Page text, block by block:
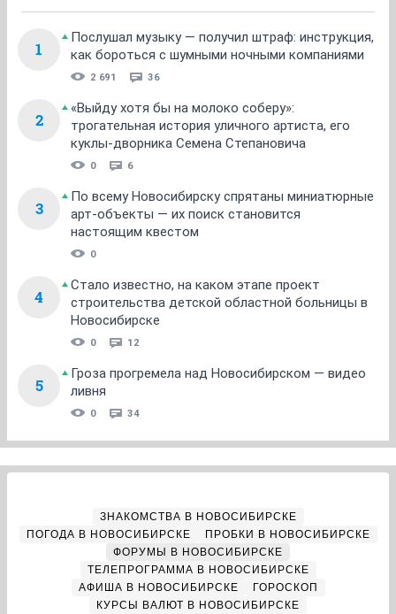
1
Послушал музыку — получил штраф: инструкция,
как бороться с шумными ночными компаниями
2 691 36
2
«Выйду хотя бы на молоко соберу»:
трогательная история уличного артиста, его
куклы-дворника Семена Степановича
0 6
3
По всему Новосибирску спрятаны миниатюрные
арт-объекты — их поиск становится
настоящим квестом
0
4
Стало известно, на каком этапе проект
строительства детской областной больницы в
Новосибирске
0 12
5
Гроза прогремела над Новосибирском — видео
ливня
0 34
ЗНАКОМСТВА В НОВОСИБИРСКЕ
ПОГОДА В НОВОСИБИРСКЕ
ПРОБКИ В НОВОСИБИРСКЕ
ФОРУМЫ В НОВОСИБИРСКЕ
ТЕЛЕПРОГРАММА В НОВОСИБИРСКЕ
АФИША В НОВОСИБИРСКЕ
ГОРОСКОП
КУРСЫ ВАЛЮТ В НОВОСИБИРСКЕ